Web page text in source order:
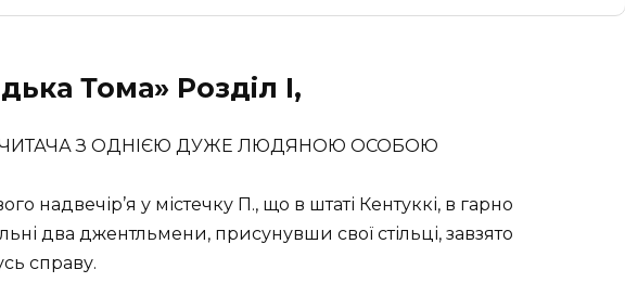
Тома» Розділ І,
З ОДНІЄЮ ДУЖЕ ЛЮДЯНОЮ ОСОБОЮ
надвечір’я у містечку П., що в штаті Кентуккі, в гарно
два джентльмени, присунувши свої стільці, завзято
справу.